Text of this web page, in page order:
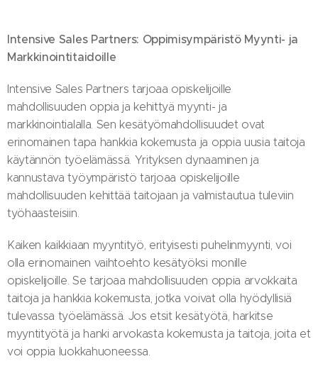
Intensive Sales Partners: Oppimisympäristö Myynti- ja
Markkinointitaidoille
Intensive Sales Partners tarjoaa opiskelijoille
mahdollisuuden oppia ja kehittyä myynti- ja
markkinointialalla. Sen kesätyömahdollisuudet ovat
erinomainen tapa hankkia kokemusta ja oppia uusia taitoja
käytännön työelämässä. Yrityksen dynaaminen ja
kannustava työympäristö tarjoaa opiskelijoille
mahdollisuuden kehittää taitojaan ja valmistautua tuleviin
työhaasteisiin.
Kaiken kaikkiaan myyntityö, erityisesti puhelinmyynti, voi
olla erinomainen vaihtoehto kesätyöksi monille
opiskelijoille. Se tarjoaa mahdollisuuden oppia arvokkaita
taitoja ja hankkia kokemusta, jotka voivat olla hyödyllisiä
tulevassa työelämässä. Jos etsit kesätyötä, harkitse
myyntityötä ja hanki arvokasta kokemusta ja taitoja, joita et
voi oppia luokkahuoneessa.